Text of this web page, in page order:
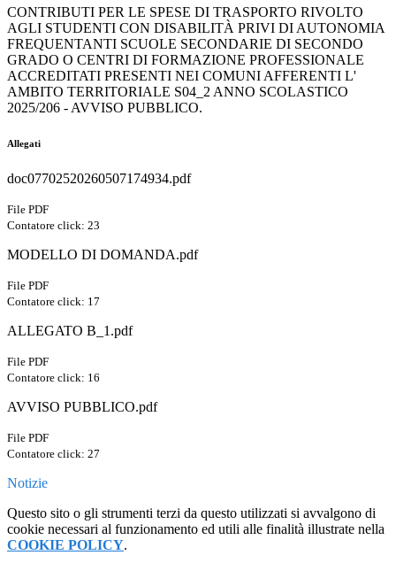
CONTRIBUTI PER LE SPESE DI TRASPORTO RIVOLTO
AGLI STUDENTI CON DISABILITÀ PRIVI DI AUTONOMIA
FREQUENTANTI SCUOLE SECONDARIE DI SECONDO
GRADO O CENTRI DI FORMAZIONE PROFESSIONALE
ACCREDITATI PRESENTI NEI COMUNI AFFERENTI L'
AMBITO TERRITORIALE S04_2 ANNO SCOLASTICO
2025/206 - AVVISO PUBBLICO.
Allegati
doc07702520260507174934.pdf
File PDF
Contatore click: 23
MODELLO DI DOMANDA.pdf
File PDF
Contatore click: 17
ALLEGATO B_1.pdf
File PDF
Contatore click: 16
AVVISO PUBBLICO.pdf
File PDF
Contatore click: 27
Notizie
Questo sito o gli strumenti terzi da questo utilizzati si avvalgono di
cookie necessari al funzionamento ed utili alle finalità illustrate nella
COOKIE POLICY.